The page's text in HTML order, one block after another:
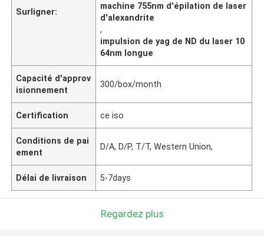
Surligner:
machine 755nm d'épilation de laser
d'alexandrite
,
impulsion de yag de ND du laser 10
64nm longue
Capacité d'approv
isionnement
300/box/month
Certification ce iso
Conditions de pai
ement
D/A, D/P, T/T, Western Union,
Délai de livraison 5-7days
Regardez plus